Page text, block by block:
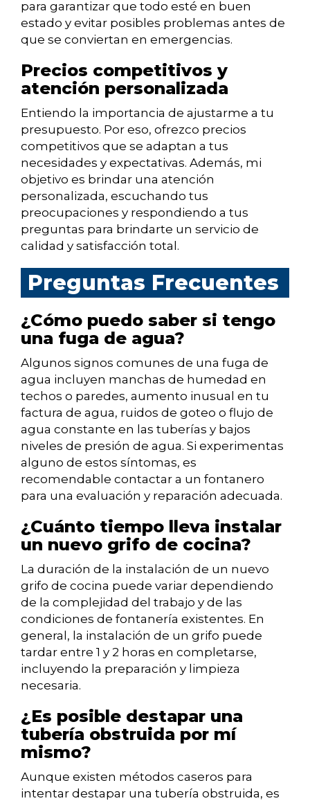
para garantizar que todo esté en buen
estado y evitar posibles problemas antes de
que se conviertan en emergencias.
Precios competitivos y
atención personalizada
Entiendo la importancia de ajustarme a tu
presupuesto. Por eso, ofrezco precios
competitivos que se adaptan a tus
necesidades y expectativas. Además, mi
objetivo es brindar una atención
personalizada, escuchando tus
preocupaciones y respondiendo a tus
preguntas para brindarte un servicio de
calidad y satisfacción total.
Preguntas Frecuentes
¿Cómo puedo saber si tengo
una fuga de agua?
Algunos signos comunes de una fuga de
agua incluyen manchas de humedad en
techos o paredes, aumento inusual en tu
factura de agua, ruidos de goteo o flujo de
agua constante en las tuberías y bajos
niveles de presión de agua. Si experimentas
alguno de estos síntomas, es
recomendable contactar a un fontanero
para una evaluación y reparación adecuada.
¿Cuánto tiempo lleva instalar
un nuevo grifo de cocina?
La duración de la instalación de un nuevo
grifo de cocina puede variar dependiendo
de la complejidad del trabajo y de las
condiciones de fontanería existentes. En
general, la instalación de un grifo puede
tardar entre 1 y 2 horas en completarse,
incluyendo la preparación y limpieza
necesaria.
¿Es posible destapar una
tubería obstruida por mí
mismo?
Aunque existen métodos caseros para
intentar destapar una tubería obstruida, es